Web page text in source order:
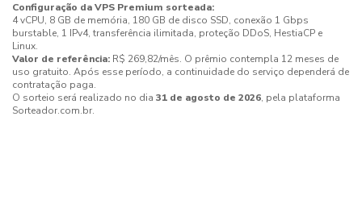
Configuração da VPS Premium sorteada:
4 vCPU, 8 GB de memória, 180 GB de disco SSD, conexão 1 Gbps
burstable, 1 IPv4, transferência ilimitada, proteção DDoS, HestiaCP e
Linux.
Valor de referência: R$ 269,82/mês. O prêmio contempla 12 meses de
uso gratuito. Após esse período, a continuidade do serviço dependerá de
contratação paga.
O sorteio será realizado no dia 31 de agosto de 2026, pela plataforma
Sorteador.com.br.